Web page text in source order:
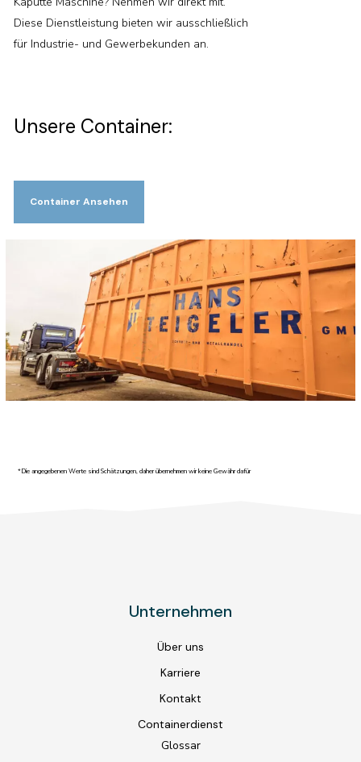
Diese Dienstleistung bieten wir ausschließlich
für Industrie- und Gewerbekunden an.
Unsere Container:
Container Ansehen
*Die angegebenen Werte sind Schätzungen, daher übernehmen wir keine Gewähr dafür
Unternehmen
Über uns
Karriere
Kontakt
Containerdienst
Glossar